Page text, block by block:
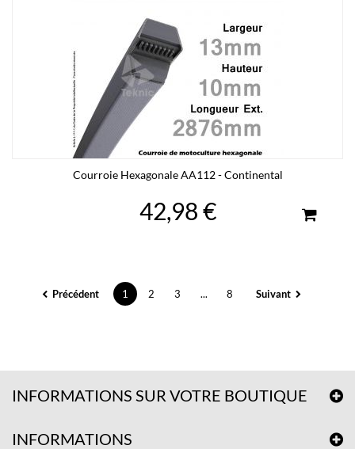
Courroie Hexagonale AA112 - Continental
42,98 €
Précédent 1 2 3 ... 8 Suivant
INFORMATIONS SUR VOTRE BOUTIQUE
INFORMATIONS